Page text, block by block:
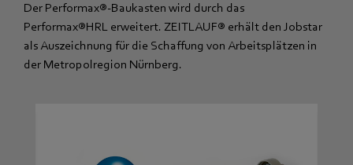
Der Performax®-Baukasten wird durch das
Performax®HRL erweitert. ZEITLAUF® erhält den Jobstar
als Auszeichnung für die Schaffung von Arbeitsplätzen in
der Metropolregion Nürnberg.